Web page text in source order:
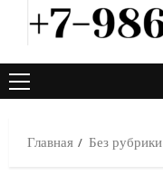
ОСНОВНОЕ
Главная Без рубрики